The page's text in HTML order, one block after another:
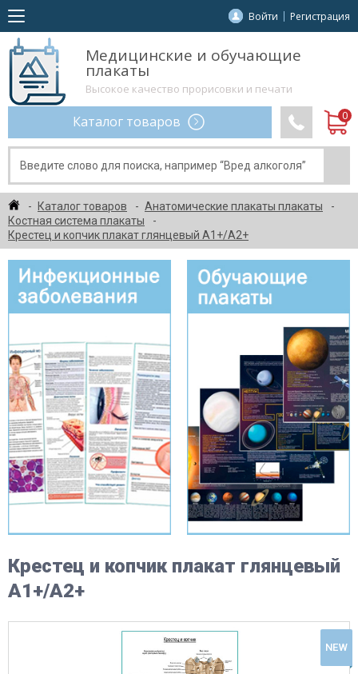
Войти Регистрация
Медицинские и обучающие
плакаты
Высокое качество прорисовки и печати
Каталог товаров
Каталог товаров
Анатомические плакаты плакаты
Костная система плакаты
Крестец и копчик плакат глянцевый А1+/А2+
Крестец и копчик плакат глянцевый
А1+/А2+
NEW